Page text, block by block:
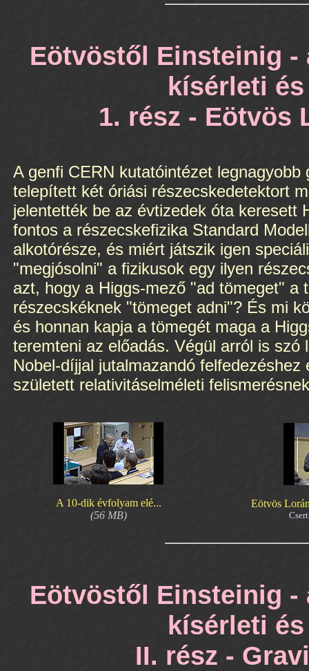
Eötvöstől Einsteinig -
kísérleti
1. rész - Eötvös
A genfi CERN kutatóintézet
telepített két óriási részecskedetektort
jelentették be az évtizedek óta keresett
fontos a részecskefizika Standard
alkotórésze, és miért játszik igen
"megjósolni" a fizikusok egy ilyen
azt, hogy a Higgs-mező "ad tömeget" a
részecskéknek "tömeget adni"? És mi
és honnan kapja a tömegét maga a
teremteni az előadás. Végül arról is
Nobel-díjjal jutalmazandó
született relativitáselméleti
A 10-dik évfolyam elé...
(56 MB)
Eötvös
Eötvöstől Einsteinig -
kísérleti
II. rész -